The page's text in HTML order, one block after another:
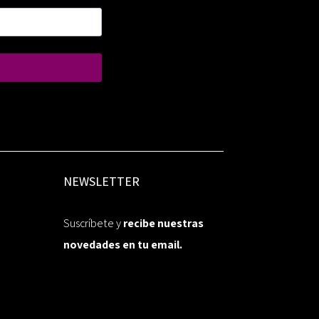
NEWSLETTER
Suscríbete yrecibe nuestras
novedades en tu email.